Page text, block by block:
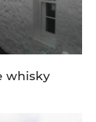
whisky